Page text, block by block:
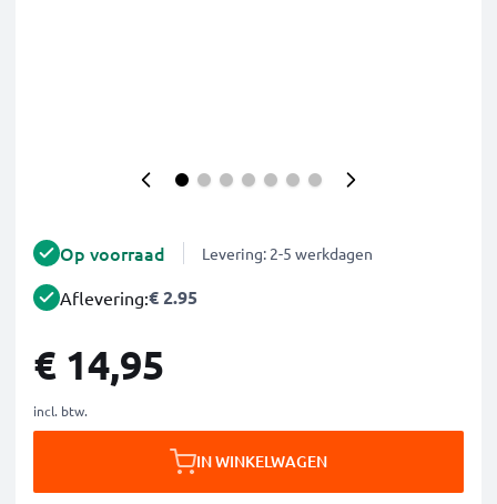
Op voorraad Levering: 2-5 werkdagen
Aflevering:€ 2.95
€ 14,95
incl. btw.
IN WINKELWAGEN